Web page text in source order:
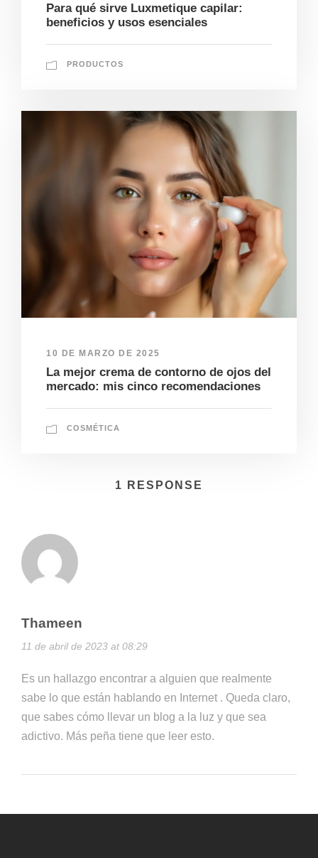
Para qué sirve Luxmetique capilar:
beneficios y usos esenciales
PRODUCTOS
10 DE MARZO DE 2025
La mejor crema de contorno de ojos del
mercado: mis cinco recomendaciones
COSMÉTICA
1 RESPONSE
Thameen
11 de abril de 2023 at 08:29
Es un hallazgo encontrar a alguien que realmente
sabe lo que están hablando en Internet . Queda claro,
que sabes cómo llevar un blog a la luz y que sea
adictivo. Más peña tiene que leer esto.